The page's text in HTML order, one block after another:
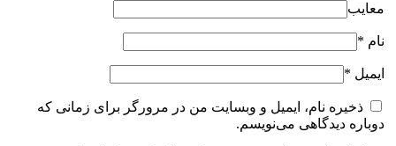
معایب
نام *
ایمیل *
ذخیره نام، ایمیل و وبسایت من در مرورگر برای زمانی که
دوباره دیدگاهی می‌نویسم.